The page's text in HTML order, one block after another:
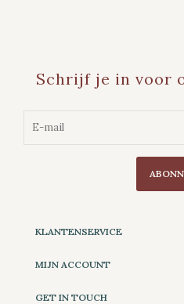
Schrijf je in voor
KLANTENSERVICE
MIJN ACCOUNT
GET IN TOUCH